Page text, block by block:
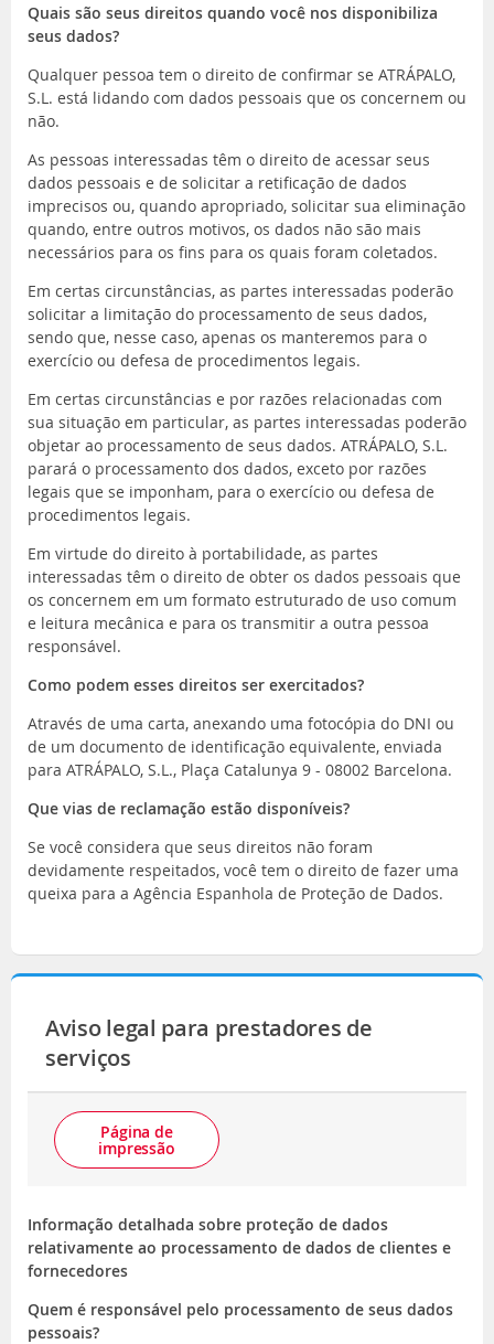
Quais são seus direitos quando você nos disponibiliza
seus dados?
Qualquer pessoa tem o direito de confirmar se ATRÁPALO,
S.L. está lidando com dados pessoais que os concernem ou
não.
As pessoas interessadas têm o direito de acessar seus
dados pessoais e de solicitar a retificação de dados
imprecisos ou, quando apropriado, solicitar sua eliminação
quando, entre outros motivos, os dados não são mais
necessários para os fins para os quais foram coletados.
Em certas circunstâncias, as partes interessadas poderão
solicitar a limitação do processamento de seus dados,
sendo que, nesse caso, apenas os manteremos para o
exercício ou defesa de procedimentos legais.
Em certas circunstâncias e por razões relacionadas com
sua situação em particular, as partes interessadas poderão
objetar ao processamento de seus dados. ATRÁPALO, S.L.
parará o processamento dos dados, exceto por razões
legais que se imponham, para o exercício ou defesa de
procedimentos legais.
Em virtude do direito à portabilidade, as partes
interessadas têm o direito de obter os dados pessoais que
os concernem em um formato estruturado de uso comum
e leitura mecânica e para os transmitir a outra pessoa
responsável.
Como podem esses direitos ser exercitados?
Através de uma carta, anexando uma fotocópia do DNI ou
de um documento de identificação equivalente, enviada
para ATRÁPALO, S.L., Plaça Catalunya 9 - 08002 Barcelona.
Que vias de reclamação estão disponíveis?
Se você considera que seus direitos não foram
devidamente respeitados, você tem o direito de fazer uma
queixa para a Agência Espanhola de Proteção de Dados.
Aviso legal para prestadores de
serviços
Página de
impressão
Informação detalhada sobre proteção de dados
relativamente ao processamento de dados de clientes e
fornecedores
Quem é responsável pelo processamento de seus dados
pessoais?